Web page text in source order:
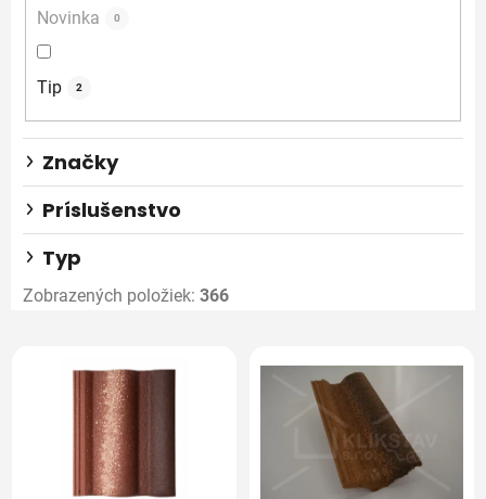
v
Novinka 0
Tip 2
Značky
Príslušenstvo
Typ
Zobrazených položiek: 366